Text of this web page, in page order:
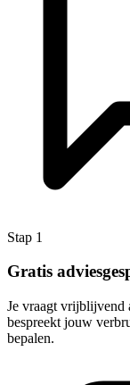
Stap 1
Gratis
Je vraagt vrijblijvend
bespreekt jouw
bepalen.